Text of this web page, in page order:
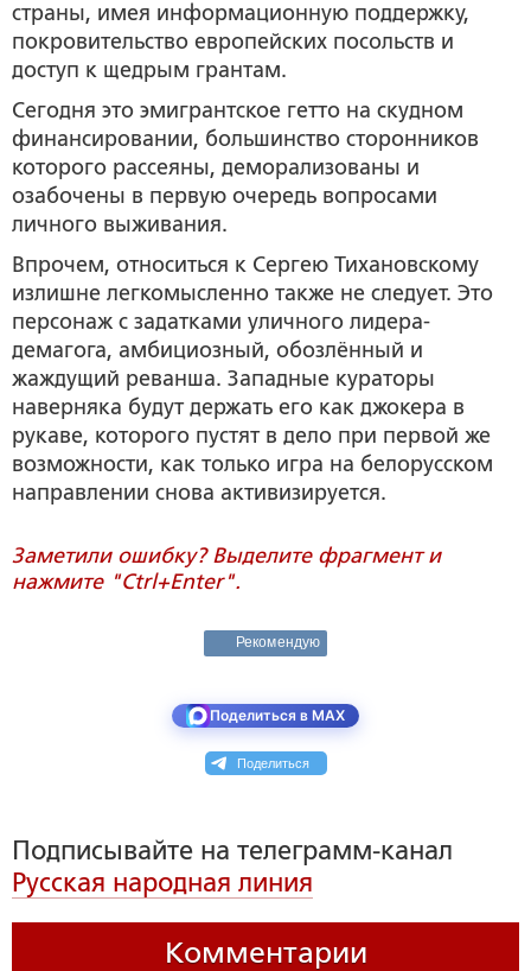
страны, имея информационную поддержку,
покровительство европейских посольств и
доступ к щедрым грантам.
Сегодня это эмигрантское гетто на скудном
финансировании, большинство сторонников
которого рассеяны, деморализованы и
озабочены в первую очередь вопросами
личного выживания.
Впрочем, относиться к Сергею Тихановскому
излишне легкомысленно также не следует. Это
персонаж с задатками уличного лидера-
демагога, амбициозный, обозлённый и
жаждущий реванша. Западные кураторы
наверняка будут держать его как джокера в
рукаве, которого пустят в дело при первой же
возможности, как только игра на белорусском
направлении снова активизируется.
Заметили ошибку? Выделите фрагмент и
нажмите "Ctrl+Enter".
Рекомендую
Поделиться в MAX
Поделиться
Подписывайте на телеграмм-канал
Русская народная линия
Комментарии